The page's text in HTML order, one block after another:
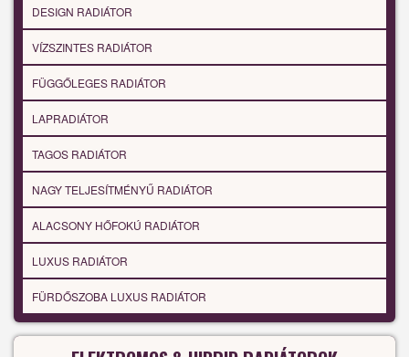
DESIGN RADIÁTOR
VÍZSZINTES RADIÁTOR
FÜGGŐLEGES RADIÁTOR
LAPRADIÁTOR
TAGOS RADIÁTOR
NAGY TELJESÍTMÉNYŰ RADIÁTOR
ALACSONY HŐFOKÚ RADIÁTOR
LUXUS RADIÁTOR
FÜRDŐSZOBA LUXUS RADIÁTOR